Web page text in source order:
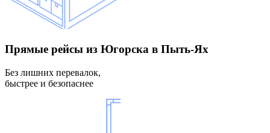
Прямые рейсы из Югорска в Пыть-Ях
Без лишних перевалок,
быстрее и безопаснее